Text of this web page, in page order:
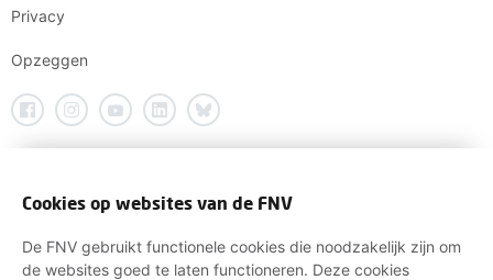
Privacy
Opzeggen
Cookies op websites van de FNV
De FNV gebruikt functionele cookies die noodzakelijk zijn om
de websites goed te laten functioneren. Deze cookies